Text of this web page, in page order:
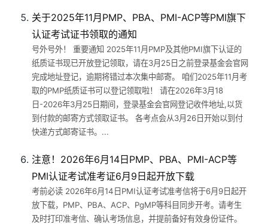
关于2025年11月PMP、PBA、PMI-ACP等PMI旗下
认证考试证书领取的通知
号外号外！ 重要通知 2025年11月PMP及其他PMI旗下认证的
纸质证书现已开放登记领取，请在3月25日之前登录基金会官网
完成地址登记，逾期将错过本次集中邮寄。 咱们2025年11月考
取的PMP纸质证书可以登记领取啦！ 请在2026年3月18
日-2026年3月25日期间，登录基金会官网登记收件地址,以货
到付款的邮寄方式领取证书。 各考点会从3月26日开始以到付
快递方式邮寄证书。...
注意！2026年6月14日PMP、PBA、PMI-ACP等
PMI认证考试准考证6月9日起开放下载
考前必读 2026年6月14日PMI认证考试准考信将于6月9日起开
放下载，PMP、PBA、ACP、PgMP等科目同步开考。请考生
及时打印准考信、确认考场信息，并提前备好有效身份证件。